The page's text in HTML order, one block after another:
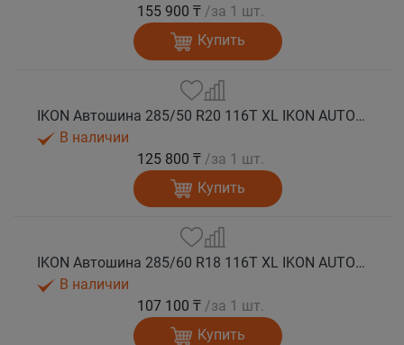
155 900 ₸ /за 1 шт.
Купить
IKON Автошина 285/50 R20 116T XL IKON AUTOGRAPH ICE 9 SUV шип.
В наличии
125 800 ₸ /за 1 шт.
Купить
IKON Автошина 285/60 R18 116T XL IKON AUTOGRAPH ICE 9 SUV шип.
В наличии
107 100 ₸ /за 1 шт.
Купить